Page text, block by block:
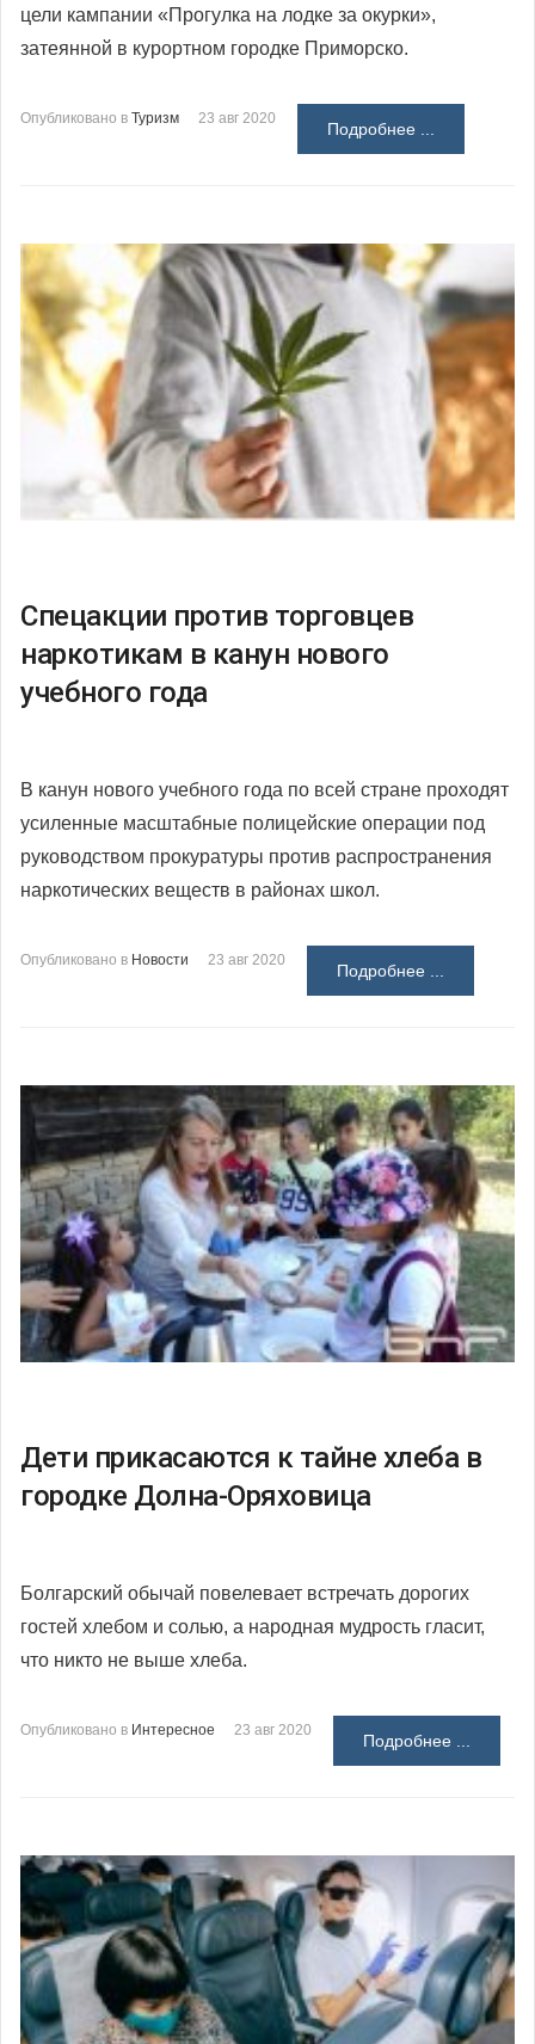
цели кампании «Прогулка на лодке за окурки»,
затеянной в курортном городке Приморско.
Опубликовано в Туризм 23 авг 2020
Подробнее ...
Спецакции против торговцев
наркотикам в канун нового
учебного года
В канун нового учебного года по всей стране проходят
усиленные масштабные полицейские операции под
руководством прокуратуры против распространения
наркотических веществ в районах школ.
Опубликовано в Новости 23 авг 2020
Подробнее ...
Дети прикасаются к тайне хлеба в
городке Долна-Оряховица
Болгарский обычай повелевает встречать дорогих
гостей хлебом и солью, а народная мудрость гласит,
что никто не выше хлеба.
Опубликовано в Интересное 23 авг 2020
Подробнее ...